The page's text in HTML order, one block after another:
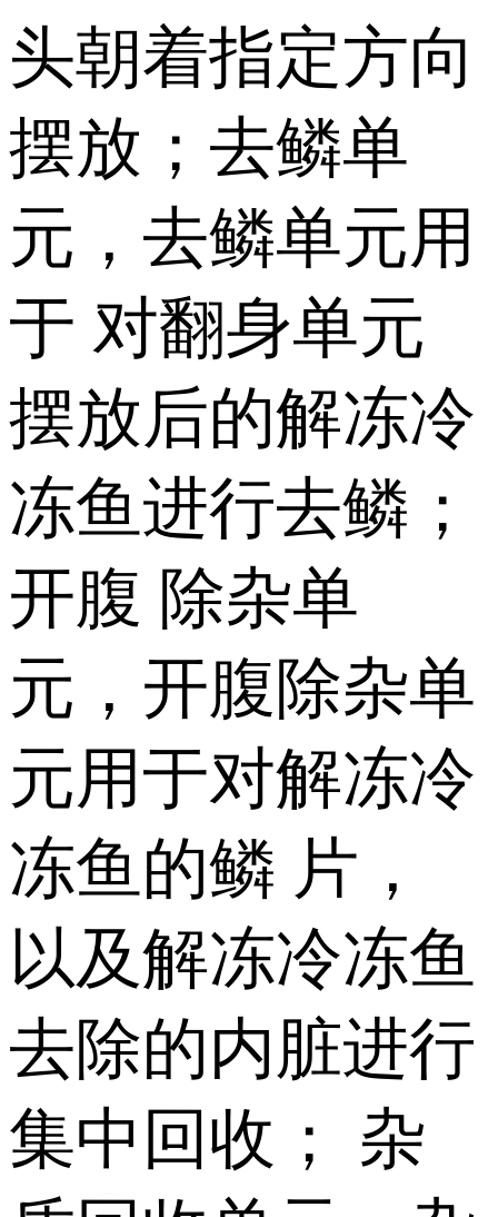
头朝着指定方向
摆放；去鳞单
元，去鳞单元用
于 对翻身单元
摆放后的解冻冷
冻鱼进行去鳞；
开腹 除杂单
元，开腹除杂单
元用于对解冻冷
冻鱼的鳞 片，
以及解冻冷冻鱼
去除的内脏进行
集中回收； 杂